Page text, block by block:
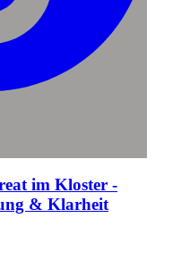
im Kloster -
& Klarheit